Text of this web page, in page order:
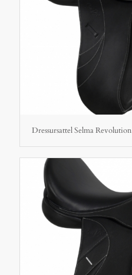
Dressursattel Selma Revolution